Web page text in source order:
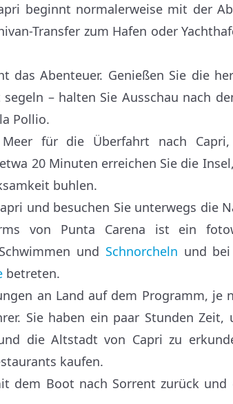
beginnt normalerweise mit der
Transfer zum Hafen oder
das Abenteuer. Genießen Sie die
– halten Sie Ausschau nach
Pollio.
für die Überfahrt nach
20 Minuten erreichen Sie die
buhlen.
und besuchen Sie unterwegs die
von Punta Carena ist ein
und Schnorcheln und
betreten.
an Land auf dem Programm, je
Sie haben ein paar Stunden
die Altstadt von Capri zu
kaufen.
dem Boot nach Sorrent zurück und